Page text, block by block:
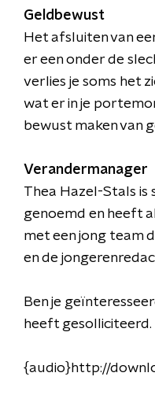
Geldbewust
Het afsluiten van
er een onder de
verlies je soms het
wat er in je
bewust maken van
Verandermanager
Thea Hazel-Stals is
genoemd en heeft
met een jong team
en de
Ben je
heeft
{audio}http://